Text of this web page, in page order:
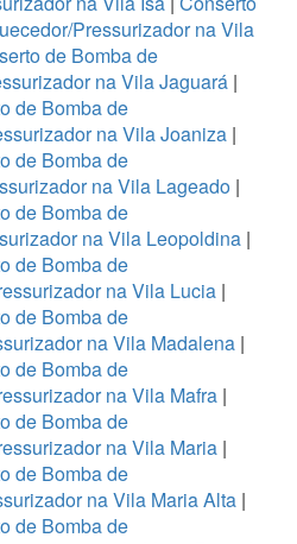
Pressurizador na Vila
de Bomba de
na Vila Jaguará|
de Bomba de
na Vila Joaniza|
de Bomba de
na Vila Lageado |
de Bomba de
na Vila Leopoldina|
de Bomba de
na Vila Lucia |
de Bomba de
na Vila Madalena |
de Bomba de
na Vila Mafra |
de Bomba de
na Vila Maria|
de Bomba de
na Vila Maria Alta|
de Bomba de